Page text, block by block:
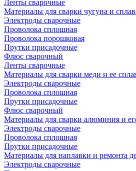
Ленты сварочные
Материалы для сварки чугуна и
Электроды сварочные
Проволока сплошная
Проволока порошковая
Прутки присадочные
Флюс сварочный
Ленты сварочные
Материалы для сварки меди и ее
Электроды сварочные
Проволока сплошная
Прутки присадочные
Флюс сварочный
Материалы для сварки алюминия и
Электроды сварочные
Проволока сплошная
Прутки присадочные
Материалы для наплавки и ремонта
Электроды сварочные